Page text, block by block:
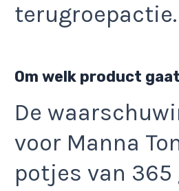
terugroepactie.
Om welk product
De
voor Manna
potjes van